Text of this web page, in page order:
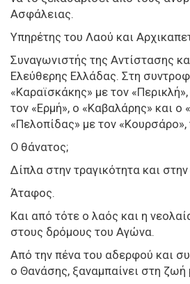
Ασφάλειας.
Υπηρέτης του Λαού και
Συναγωνιστής της Αντίστασης
Ελεύθερης Ελλάδας. Στη
«Καραϊσκάκης» με τον
τον «Ερμή», ο «Καβαλάρης» και ο
«Πελοπίδας» με τον «Κουρσάρο»,
Ο θάνατος;
Δίπλα στην τραγικότητα και
Άταφος.
Και από τότε ο λαός και η
στους δρόμους του Αγώνα.
Από την πένα του αδερφού και
ο Θανάσης, ξαναμπαίνει στη ζωή